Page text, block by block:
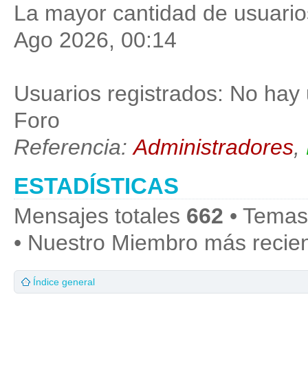
La mayor cantidad de
Ago 2026, 00:14
Usuarios registrados: No
Foro
Referencia:Administradores,
ESTADÍSTICAS
Mensajes totales 662 •
• Nuestro Miembro más
Índice general